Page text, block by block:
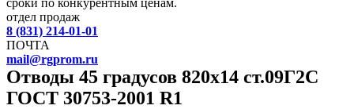
сроки по конкурентным ценам.
отдел продаж
8 (831) 214-01-01
ПОЧТА
mail@rgprom.ru
Отводы 45 градусов 820х14 ст.09Г2С
ГОСТ 30753-2001 R1